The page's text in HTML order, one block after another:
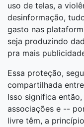
uso de telas, a
desinformação,
gasto nas
seja produzindo
pra mais
Essa proteção,
compartilhada
Isso significa
associações e --
livre têm, a